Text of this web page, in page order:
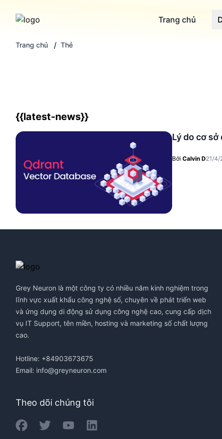
Trang chủ
Trang chủ / Thẻ
{{latest-news}}
Lý do cơ
Bởi Calvin D21/4/
Grey Neuron là một công ty có nhiều năm kinh nghiệm trong
lĩnh vực xuất khẩu công nghệ số, chuyên về phát triển web
và ứng dụng di động sử dụng công nghệ cao, cung cấp dịch
vụ IT Support, tên miền, hosting và marketing số chất lượng
cao.
Hotline: +84903673675
Email: info@greyneuron.com
Theo dõi chúng tôi